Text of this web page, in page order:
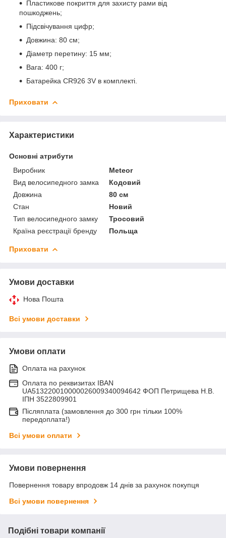
Пластикове покриття для захисту рами від
пошкоджень;
Підсвічування цифр;
Довжина: 80 см;
Діаметр перетину: 15 мм;
Вага: 400 г;
Батарейка CR926 3V в комплекті.
Приховати
Характеристики
Основні атрибути
Виробник
Meteor
Вид велосипедного замка
Кодовий
Довжина
80 см
Стан
Новий
Тип велосипедного замку
Тросовий
Країна реєстрації бренду
Польща
Приховати
Умови доставки
Нова Пошта
Всі умови доставки
Умови оплати
Оплата на рахунок
Оплата по реквизитах IBAN
UA513220010000026009340094642 ФОП Петрищева Н.В.
ІПН 3522809901
Післяплата (замовлення до 300 грн тільки 100%
передоплата!)
Всі умови оплати
Умови повернення
Повернення товару впродовж 14 днів за рахунок покупця
Всі умови повернення
Подібні товари компанії